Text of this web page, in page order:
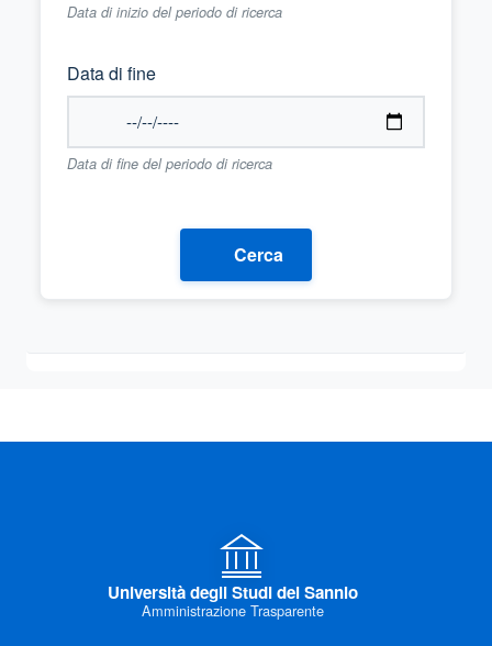
Data di inizio del periodo di ricerca
Data di fine
Data di fine del periodo di ricerca
Cerca
Università degli Studi del Sannio
Amministrazione Trasparente